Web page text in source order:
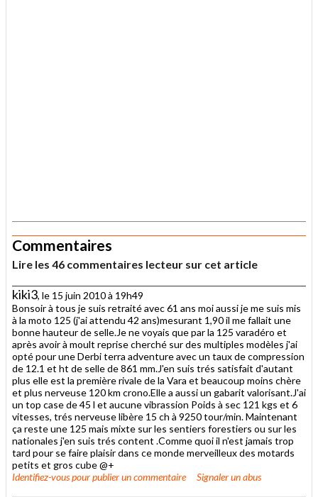
Commentaires
Lire les 46 commentaires lecteur sur cet article
kiki3, le 15 juin 2010 à 19h49
Bonsoir à tous je suis retraité avec 61 ans moi aussi je me suis mis
à la moto 125 (j'ai attendu 42 ans)mesurant 1,90 il me fallait une
bonne hauteur de selle.Je ne voyais que par la 125 varadéro et
après avoir à moult reprise cherché sur des multiples modèles j'ai
opté pour une Derbi terra adventure avec un taux de compression
de 12.1 et ht de selle de 861 mm.J'en suis trés satisfait d'autant
plus elle est la première rivale de la Vara et beaucoup moins chère
et plus nerveuse 120 km crono.Elle a aussi un gabarit valorisant.J'ai
un top case de 45 l et aucune vibrassion Poids à sec 121 kgs et 6
vitesses, trés nerveuse libère 15 ch à 9250 tour/min. Maintenant
ça reste une 125 mais mixte sur les sentiers forestiers ou sur les
nationales j'en suis trés content .Comme quoi il n'est jamais trop
tard pour se faire plaisir dans ce monde merveilleux des motards
petits et gros cube @+
Identifiez-vouspour publier un commentaire Signaler un abus